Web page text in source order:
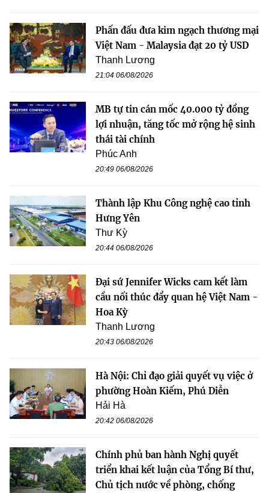
Phấn đấu đưa kim ngạch thương mại
Việt Nam - Malaysia đạt 20 tỷ USD
Thanh Lương
21:04 06/08/2026
MB tự tin cán mốc 40.000 tỷ đồng
lợi nhuận, tăng tốc mở rộng hệ sinh
thái tài chính
Phúc Anh
20:49 06/08/2026
Thành lập Khu Công nghệ cao tỉnh
Hưng Yên
Thư Kỳ
20:44 06/08/2026
Đại sứ Jennifer Wicks cam kết làm
cầu nối thúc đẩy quan hệ Việt Nam -
Hoa Kỳ
Thanh Lương
20:43 06/08/2026
Hà Nội: Chỉ đạo giải quyết vụ việc ở
phường Hoàn Kiếm, Phú Diễn
Hải Hà
20:42 06/08/2026
Chính phủ ban hành Nghị quyết
triển khai kết luận của Tổng Bí thư,
Chủ tịch nước về phòng, chống